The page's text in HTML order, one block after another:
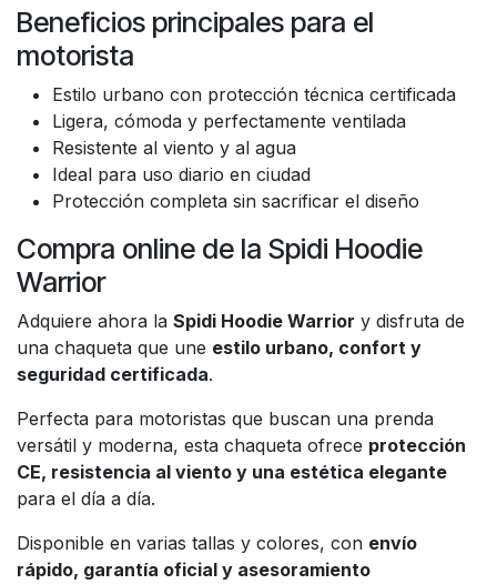
Beneficios principales para el
motorista
Estilo urbano con protección técnica certificada
Ligera, cómoda y perfectamente ventilada
Resistente al viento y al agua
Ideal para uso diario en ciudad
Protección completa sin sacrificar el diseño
Compra online de la Spidi Hoodie
Warrior
Adquiere ahora la Spidi Hoodie Warrior y disfruta de
una chaqueta que une estilo urbano, confort y
seguridad certificada.
Perfecta para motoristas que buscan una prenda
versátil y moderna, esta chaqueta ofrece protección
CE, resistencia al viento y una estética elegante
para el día a día.
Disponible en varias tallas y colores, con envío
rápido, garantía oficial y asesoramiento